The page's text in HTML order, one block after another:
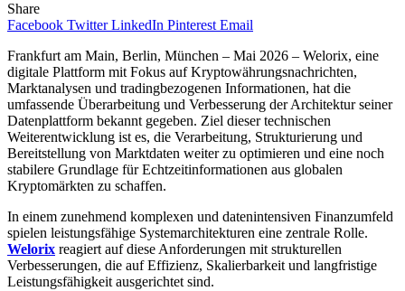
Share
Facebook Twitter LinkedIn Pinterest Email
Frankfurt am Main, Berlin, München – Mai 2026 – Welorix, eine
digitale Plattform mit Fokus auf Kryptowährungsnachrichten,
Marktanalysen und tradingbezogenen Informationen, hat die
umfassende Überarbeitung und Verbesserung der Architektur seiner
Datenplattform bekannt gegeben. Ziel dieser technischen
Weiterentwicklung ist es, die Verarbeitung, Strukturierung und
Bereitstellung von Marktdaten weiter zu optimieren und eine noch
stabilere Grundlage für Echtzeitinformationen aus globalen
Kryptomärkten zu schaffen.
In einem zunehmend komplexen und datenintensiven Finanzumfeld
spielen leistungsfähige Systemarchitekturen eine zentrale Rolle.
Welorix reagiert auf diese Anforderungen mit strukturellen
Verbesserungen, die auf Effizienz, Skalierbarkeit und langfristige
Leistungsfähigkeit ausgerichtet sind.